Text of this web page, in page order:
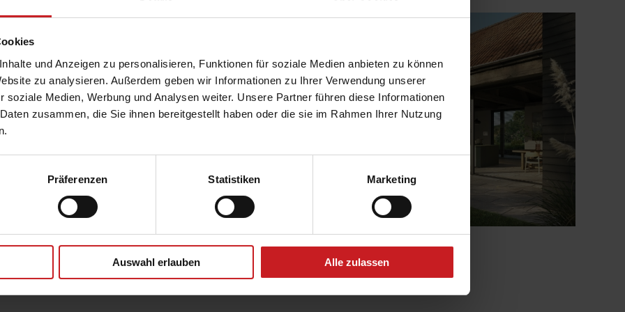
und Anzeigen zu personalisieren, Funktionen für soziale Medien anbieten zu können
zu analysieren. Außerdem geben wir Informationen zu Ihrer Verwendung unserer
soziale Medien, Werbung und Analysen weiter. Unsere Partner führen diese Informationen
zusammen, die Sie ihnen bereitgestellt haben oder die sie im Rahmen Ihrer Nutzung
Präferenzen Statistiken Marketing
Auswahl erlauben Alle zulassen
BEG EMdie relevanteste Förderung vorgestellt. Der
der BEG EM. Voraussetzung ist, dass das
spricht anschließend individuelle Empfehlungen aus,
weitere 5 % Förderung hinzu, sodass Sie eine
erhalten. Dasmaximal förderfähige
jährlich. Dies entspricht einer Förderhöhe von bis
BEG EM das maximal förderfähige
gefördert. Wie bei der BEG EM auch, kann der iSFP bis
Ergänzungskredit von bis zu 120.000 € kombiniert